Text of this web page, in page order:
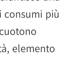
consumi più
elemento